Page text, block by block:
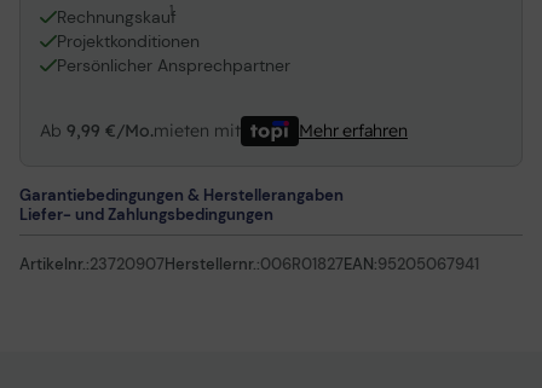
Rechnungskauf
1
Projektkonditionen
Persönlicher Ansprechpartner
Ab 9,99 €/Mo.mieten mit Mehr erfahren
Garantiebedingungen & Herstellerangaben
Liefer- und Zahlungsbedingungen
Artikelnr.:23720907Herstellernr.:006R01827EAN:95205067941